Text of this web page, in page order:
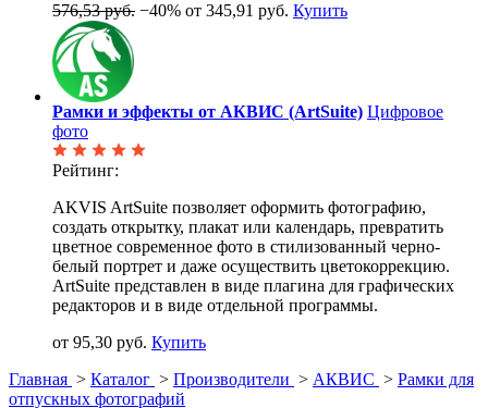
576,53 руб. −40% от 345,91 руб. Купить
Рамки и эффекты от АКВИС (ArtSuite) Цифровое
фото
Рейтинг:
AKVIS ArtSuite позволяет оформить фотографию,
создать открытку, плакат или календарь, превратить
цветное современное фото в стилизованный черно-
белый портрет и даже осуществить цветокоррекцию.
ArtSuite представлен в виде плагина для графических
редакторов и в виде отдельной программы.
от 95,30 руб. Купить
Главная > Каталог > Производители > АКВИС > Рамки для
отпускных фотографий